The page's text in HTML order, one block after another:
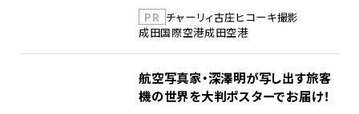
PR チャーリィ古庄ヒコーキ撮影
成田国際空港成田空港
航空写真家・深澤明が写し出す旅客
機の世界を大判ポスターでお届け！